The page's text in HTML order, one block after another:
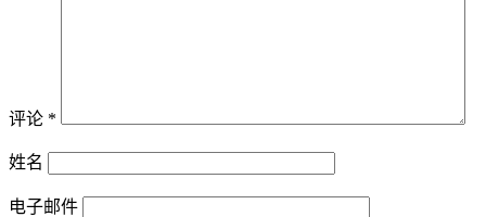
评论 *
姓名
电子邮件